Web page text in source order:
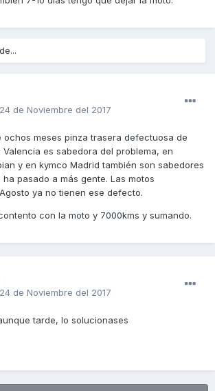
24 de Noviembre del 2017
ochos meses pinza trasera defectuosa de
es sabedora del problema, en
y en kymco Madrid también son sabedores
pasado a más gente. Las motos
ya no tienen ese defecto.
con la moto y 7000kms y sumando.
24 de Noviembre del 2017
tarde, lo solucionases